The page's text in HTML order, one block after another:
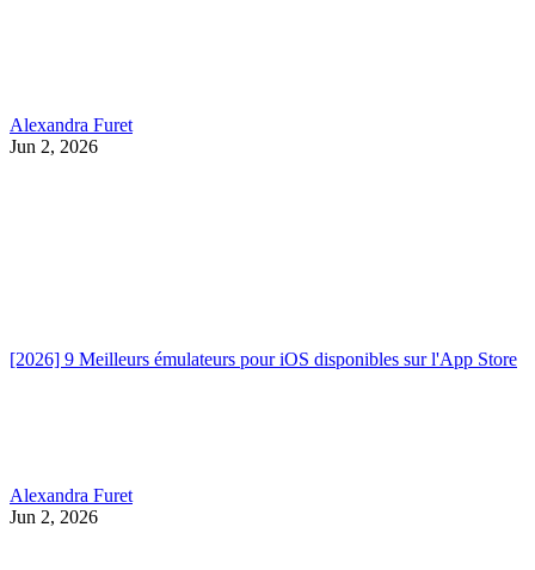
Alexandra Furet
Jun 2, 2026
[2026] 9 Meilleurs émulateurs pour iOS disponibles sur l'App Store
Alexandra Furet
Jun 2, 2026